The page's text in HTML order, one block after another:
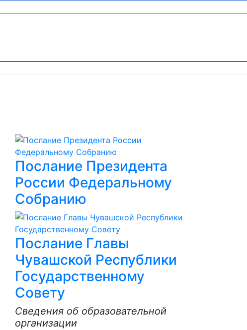
Послание Президента
России Федеральному
Собранию
Послание Главы
Чувашской Республики
Государственному
Совету
Сведения об образовательной
организации